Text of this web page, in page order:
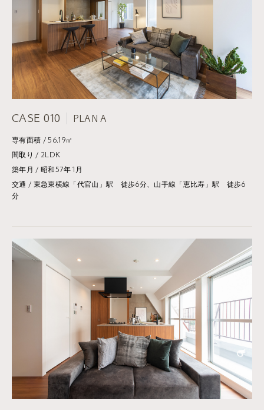
CASE 010 PLAN A
専有面積 / 56.19㎡
間取り / 2LDK
築年月 / 昭和57年1月
交通 / 東急東横線「代官山」駅 徒歩6分、山手線「恵比寿」駅 徒歩6
分